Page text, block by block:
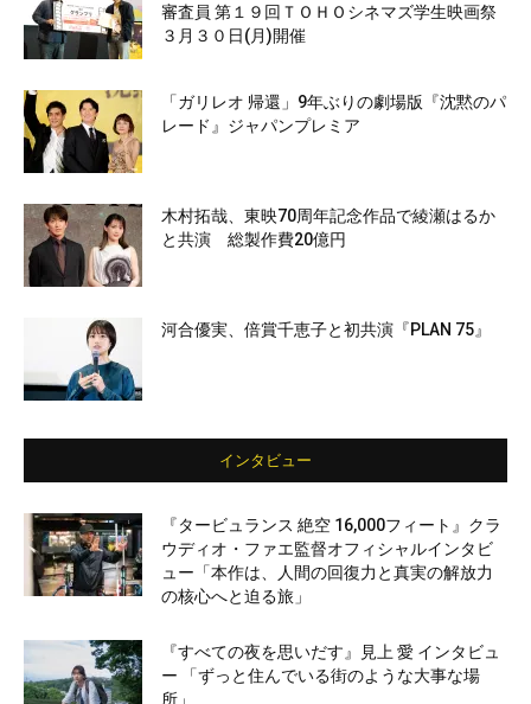
審査員 第１９回ＴＯＨＯシネマズ学生映画祭
３月３０日(月)開催
「ガリレオ 帰還」9年ぶりの劇場版『沈黙のパ
レード』ジャパンプレミア
木村拓哉、東映70周年記念作品で綾瀬はるか
と共演 総製作費20億円
河合優実、倍賞千恵子と初共演『PLAN 75』
インタビュー
『タービュランス 絶空 16,000フィート』クラ
ウディオ・ファエ監督オフィシャルインタビ
ュー「本作は、人間の回復力と真実の解放力
の核心へと迫る旅」
『すべての夜を思いだす』見上 愛 インタビュ
ー 「ずっと住んでいる街のような大事な場
所」